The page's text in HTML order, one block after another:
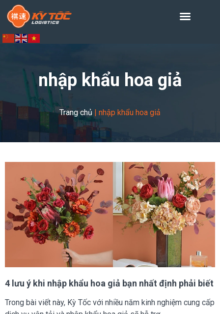
nhập khẩu hoa giả
Trang chủ | nhập khẩu hoa giả
4 lưu ý khi nhập khẩu hoa giả bạn nhất định phải biết
Trong bài viết này, Kỳ Tốc với nhiều năm kinh nghiệm cung cấp